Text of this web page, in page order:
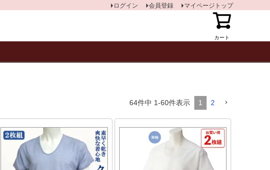
カート
ログイン 会員登録 マイページトップ
64件中 1-60件表示 1 2